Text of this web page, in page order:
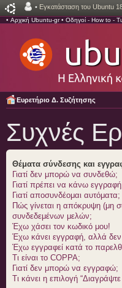
• Εγκατάσταση του Ubuntu
• Αρχική Ubuntu-gr• Οδηγοί - How to -
Ευρετήριο Δ. Συζήτησης
Συχνές
Θέματα σύνδεσης και
Γιατί δεν μπορώ να συνδεθώ;
Γιατί πρέπει να κάνω
Γιατί αποσυνδέομαι αυτόματα;
Πώς γίνεται η απόκρυψη (μη
συνδεδεμένων μελών;
Έχω χάσει τον κωδικό μου!
Έχω κάνει εγγραφή, αλλά
Έχω εγγραφεί κατά το
Τι είναι το COPPA;
Γιατί δεν μπορώ να εγγραφώ;
Τι κάνει η επιλογή